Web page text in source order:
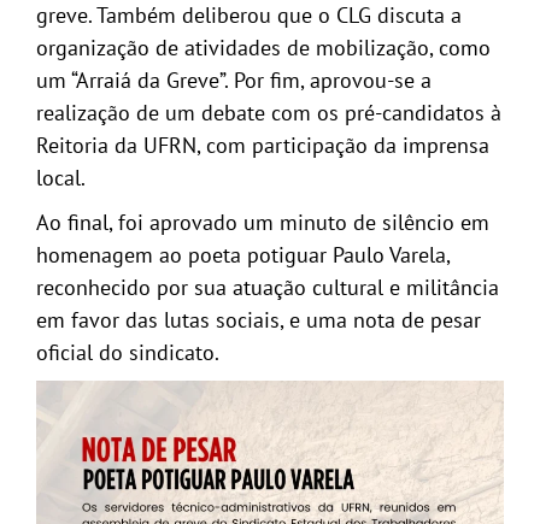
greve. Também deliberou que o CLG discuta a
organização de atividades de mobilização, como
um “Arraiá da Greve”. Por fim, aprovou-se a
realização de um debate com os pré-candidatos à
Reitoria da UFRN, com participação da imprensa
local.
Ao final, foi aprovado um minuto de silêncio em
homenagem ao poeta potiguar Paulo Varela,
reconhecido por sua atuação cultural e militância
em favor das lutas sociais, e uma nota de pesar
oficial do sindicato.